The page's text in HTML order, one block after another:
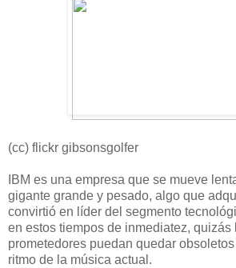
(cc) flickr gibsonsgolfer
IBM es una empresa que se mueve
gigante grande y pesado, algo que
convirtió en líder del segmento
en estos tiempos de inmediatez, quizás
prometedores puedan quedar obsoletos
ritmo de la música actual.